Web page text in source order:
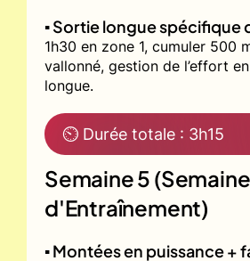
▪️ Sortie longue spécifique
1h30 en zone 1, cumuler 500
vallonné, gestion de l’effort
longue.
⏲ Durée totale : 3h15
Semaine 5
d'Entraînement)
▪️ Montées en puissance +